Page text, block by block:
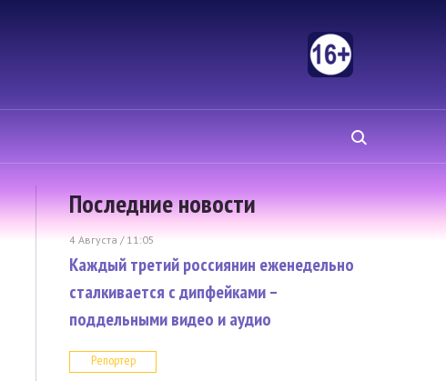
Последние новости
4 Августа / 11:05
Каждый третий россиянин еженедельно
сталкивается с дипфейками –
поддельными видео и аудио
Репортер